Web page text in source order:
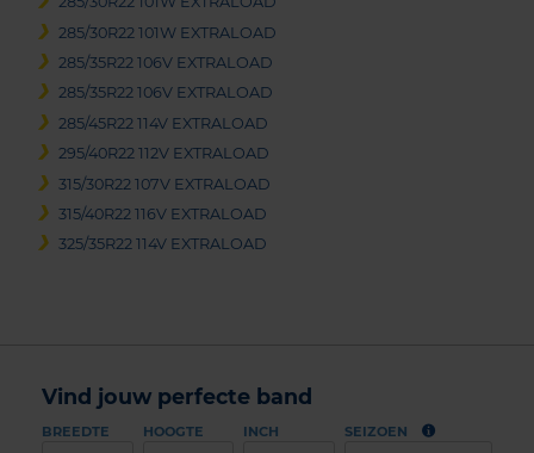
285/30R22 101W EXTRALOAD
285/35R22 106V EXTRALOAD
285/35R22 106V EXTRALOAD
285/45R22 114V EXTRALOAD
295/40R22 112V EXTRALOAD
315/30R22 107V EXTRALOAD
315/40R22 116V EXTRALOAD
325/35R22 114V EXTRALOAD
Vind jouw perfecte band
BREEDTE HOOGTE INCH SEIZOEN